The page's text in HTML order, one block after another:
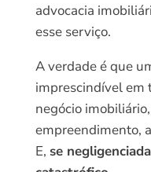
advocacia
esse serviço.
A verdade é que
imprescindível em
negócio
empreendimento,
E, se